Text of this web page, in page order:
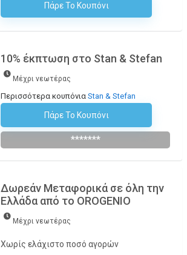
Πάρε Το Κουπόνι
10% έκπτωση στο Stan & Stefan
Μέχρι νεωτέρας
Περισσότερα κουπόνια Stan & Stefan
Πάρε Το Κουπόνι
Εγγραφείτε Στο Newsletter
*******
Δωρεάν Μεταφορικά σε όλη την
Ελλάδα από το OROGENIO
Μέχρι νεωτέρας
Χωρίς ελάχιστο ποσό αγορών